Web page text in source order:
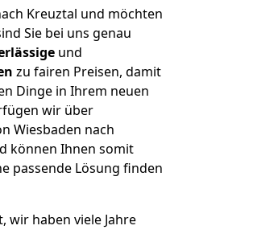
Kreuztal und möchten
Sie bei uns genau
und
zu fairen Preisen, damit
Dinge in Ihrem neuen
wir über
Wiesbaden nach
können Ihnen somit
passende Lösung finden
wir haben viele Jahre